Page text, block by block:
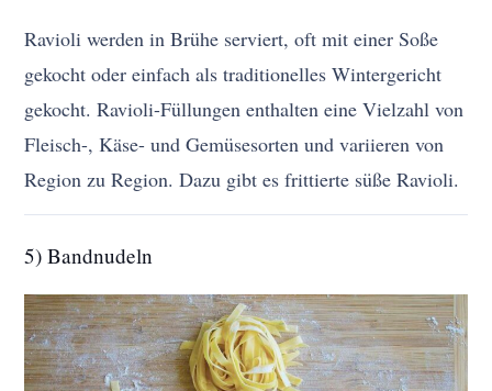
Ravioli werden in Brühe serviert, oft mit einer Soße
gekocht oder einfach als traditionelles Wintergericht
gekocht. Ravioli-Füllungen enthalten eine Vielzahl von
Fleisch-, Käse- und Gemüsesorten und variieren von
Region zu Region. Dazu gibt es frittierte süße Ravioli.
5) Bandnudeln